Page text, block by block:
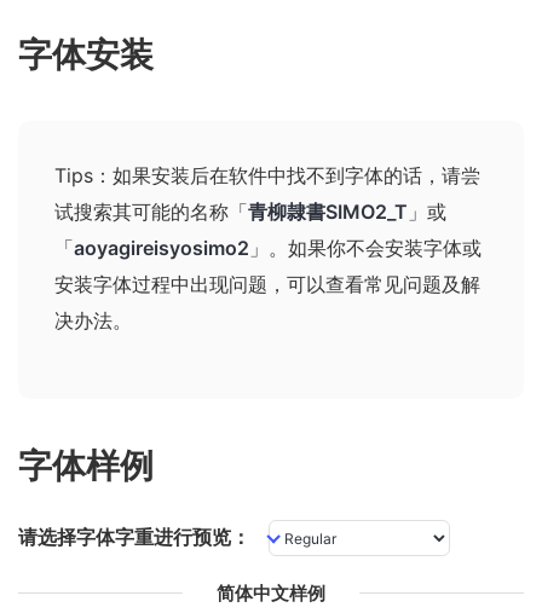
字体安装
Tips：如果安装后在软件中找不到字体的话，请尝
试搜索其可能的名称 「青柳隷書SIMO2_T 」或
「aoyagireisyosimo2 」 。如果你不会安装字体或
安装字体过程中出现问题，可以查看常见问题及解
决办法。
字体样例
请选择字体字重进行预览：
简体中文样例